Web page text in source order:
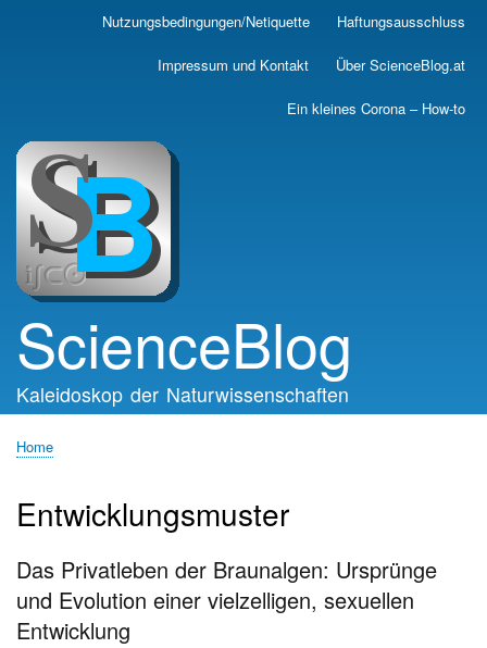
Skip
main
Nutzungsbedingungen/Netiquette Haftungsausschluss
Impressum und Kontakt Über ScienceBlog.at
Ein kleines Corona – How-to
ScienceBlog
Kaleidoskop der Naturwissenschaften
Home
Entwicklungsmuster
Das Privatleben der Braunalgen: Ursprünge
und Evolution einer vielzelligen, sexuellen
Entwicklung